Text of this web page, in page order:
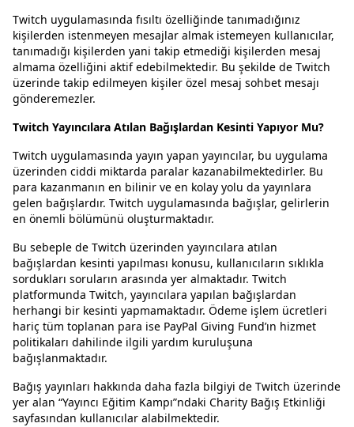
Twitch uygulamasında fısıltı özelliğinde tanımadığınız
kişilerden istenmeyen mesajlar almak istemeyen kullanıcılar,
tanımadığı kişilerden yani takip etmediği kişilerden mesaj
almama özelliğini aktif edebilmektedir. Bu şekilde de Twitch
üzerinde takip edilmeyen kişiler özel mesaj sohbet mesajı
gönderemezler.
Twitch Yayıncılara Atılan Bağışlardan Kesinti Yapıyor Mu?
Twitch uygulamasında yayın yapan yayıncılar, bu uygulama
üzerinden ciddi miktarda paralar kazanabilmektedirler. Bu
para kazanmanın en bilinir ve en kolay yolu da yayınlara
gelen bağışlardır. Twitch uygulamasında bağışlar, gelirlerin
en önemli bölümünü oluşturmaktadır.
Bu sebeple de Twitch üzerinden yayıncılara atılan
bağışlardan kesinti yapılması konusu, kullanıcıların sıklıkla
sordukları soruların arasında yer almaktadır. Twitch
platformunda Twitch, yayıncılara yapılan bağışlardan
herhangi bir kesinti yapmamaktadır. Ödeme işlem ücretleri
hariç tüm toplanan para ise PayPal Giving Fund’ın hizmet
politikaları dahilinde ilgili yardım kuruluşuna
bağışlanmaktadır.
Bağış yayınları hakkında daha fazla bilgiyi de Twitch üzerinde
yer alan “Yayıncı Eğitim Kampı”ndaki Charity Bağış Etkinliği
sayfasından kullanıcılar alabilmektedir.